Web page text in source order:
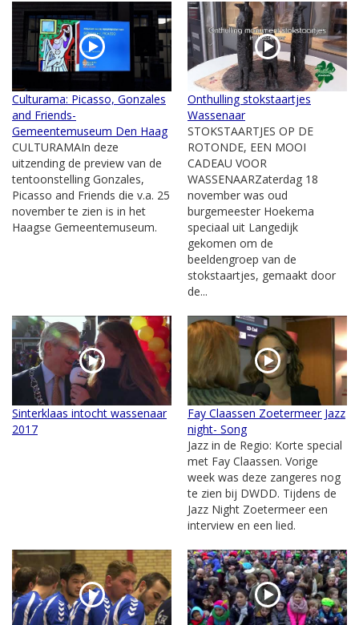
Culturama: Picasso, Gonzales
and Friends-
Gemeentemuseum Den Haag
CULTURAMAIn deze
uitzending de preview van de
tentoonstelling Gonzales,
Picasso and Friends die v.a. 25
november te zien is in het
Haagse Gemeentemuseum.
Onthulling stokstaartjes
Wassenaar
STOKSTAARTJES OP DE
ROTONDE, EEN MOOI
CADEAU VOOR
WASSENAARZaterdag 18
november was oud
burgemeester Hoekema
speciaal uit Langedijk
gekomen om de
beeldengroep van de
stokstaartjes, gemaakt door
de...
Sinterklaas intocht wassenaar
2017
Fay Claassen Zoetermeer Jazz
night- Song
Jazz in de Regio: Korte special
met Fay Claassen. Vorige
week was deze zangeres nog
te zien bij DWDD. Tijdens de
Jazz Night Zoetermeer een
interview en een lied.